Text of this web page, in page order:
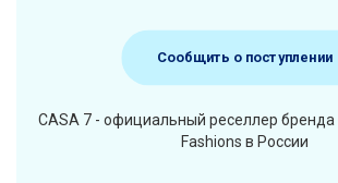
Сообщить о поступлении
CASA 7 - официальный реселлер бренда
Fashions в России